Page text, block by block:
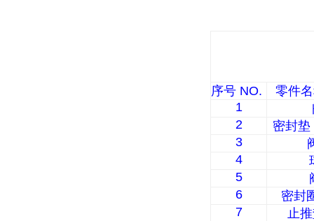
序号 NO.
零件
1
2
密封垫
3
4
5
6
密封
7
止